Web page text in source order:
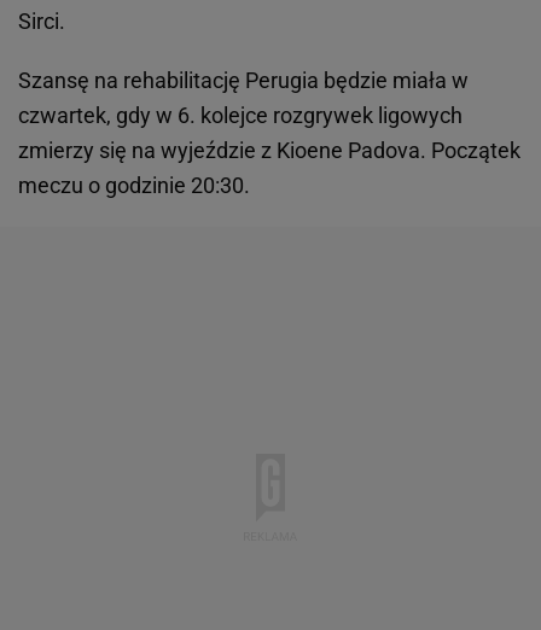
Sirci.
Szansę na rehabilitację Perugia będzie miała w
czwartek, gdy w 6. kolejce rozgrywek ligowych
zmierzy się na wyjeździe z Kioene Padova. Początek
meczu o godzinie 20:30.